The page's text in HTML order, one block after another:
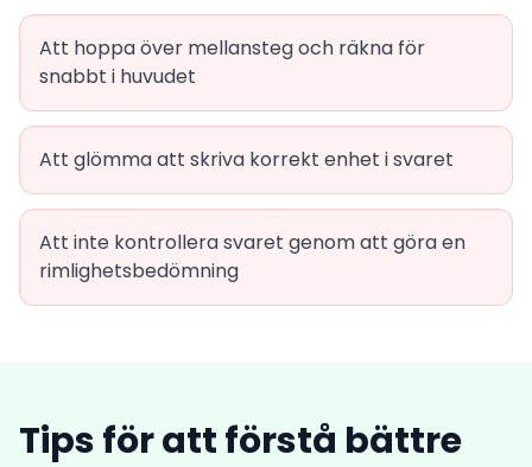
Att hoppa över mellansteg och räkna för
snabbt i huvudet
Att glömma att skriva korrekt enhet i svaret
Att inte kontrollera svaret genom att göra en
rimlighetsbedömning
Tips för att förstå bättre